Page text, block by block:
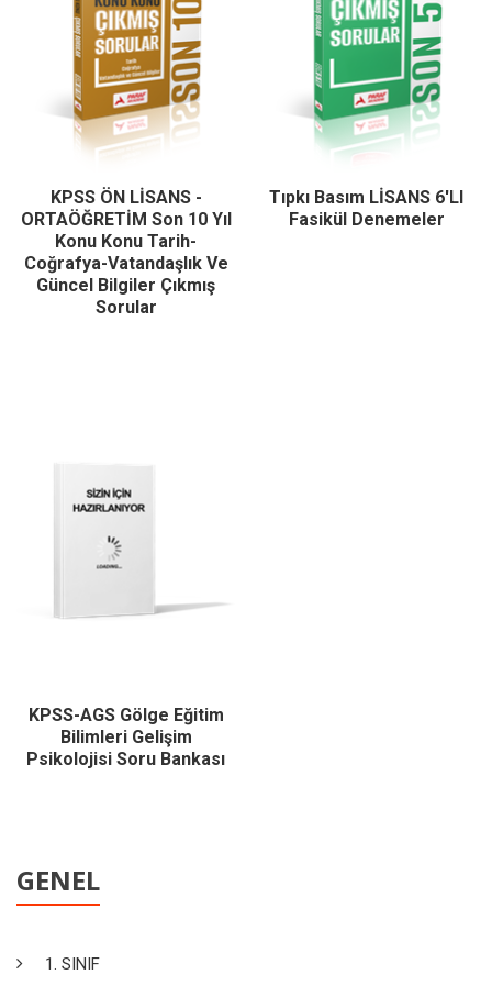
GENEL
1. SINIF
KPSS ÖN LİSANS -
ORTAÖĞRETİM Son 10 Yıl
Konu Konu Tarih-
Coğrafya-Vatandaşlık Ve
Güncel Bilgiler Çıkmış
Sorular
Tıpkı Basım LİSANS 6'LI
Fasikül Denemeler
KPSS-AGS Gölge Eğitim
Bilimleri Gelişim
Psikolojisi Soru Bankası